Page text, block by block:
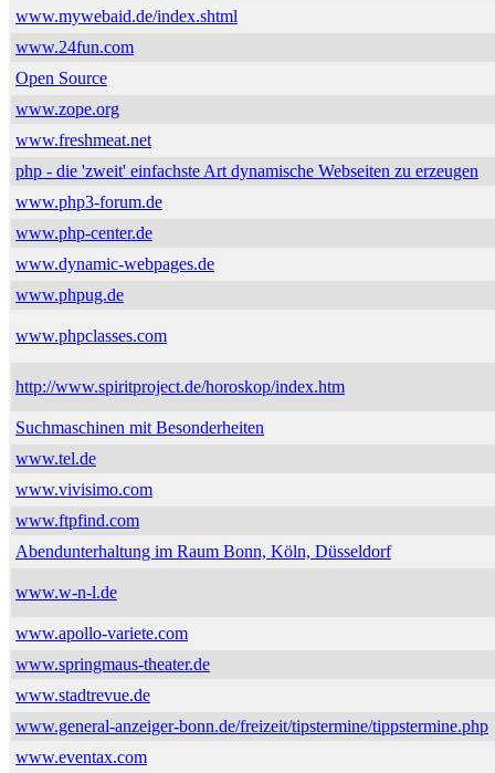
www.mywebaid.de/index.shtml
www.24fun.com
Open Source
www.zope.org
www.freshmeat.net
php - die 'zweit' einfachste Art dynamische Webseiten zu erzeugen
www.php3-forum.de
www.php-center.de
www.dynamic-webpages.de
www.phpug.de
www.phpclasses.com
http://www.spiritproject.de/horoskop/index.htm
Suchmaschinen mit Besonderheiten
www.tel.de
www.vivisimo.com
www.ftpfind.com
Abendunterhaltung im Raum Bonn, Köln, Düsseldorf
www.w-n-l.de
www.apollo-variete.com
www.springmaus-theater.de
www.stadtrevue.de
www.general-anzeiger-bonn.de/freizeit/tipstermine/tippstermine.php
www.eventax.com